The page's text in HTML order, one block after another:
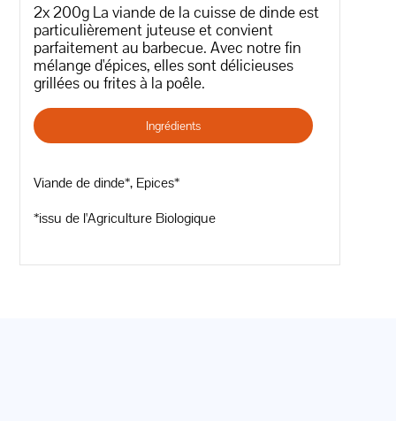
2x 200g La viande de la cuisse de dinde est
particulièrement juteuse et convient
parfaitement au barbecue. Avec notre fin
mélange d'épices, elles sont délicieuses
grillées ou frites à la poêle.
Ingrédients
Viande de dinde*, Epices*
*issu de l'Agriculture Biologique